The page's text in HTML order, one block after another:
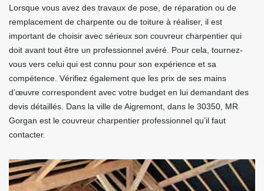
Lorsque vous avez des travaux de pose, de réparation ou de
remplacement de charpente ou de toiture à réaliser, il est
important de choisir avec sérieux son couvreur charpentier qui
doit avant tout être un professionnel avéré. Pour cela, tournez-
vous vers celui qui est connu pour son expérience et sa
compétence. Vérifiez également que les prix de ses mains
d’œuvre correspondent avec votre budget en lui demandant des
devis détaillés. Dans la ville de Aigremont, dans le 30350, MR
Gorgan est le couvreur charpentier professionnel qu’il faut
contacter.